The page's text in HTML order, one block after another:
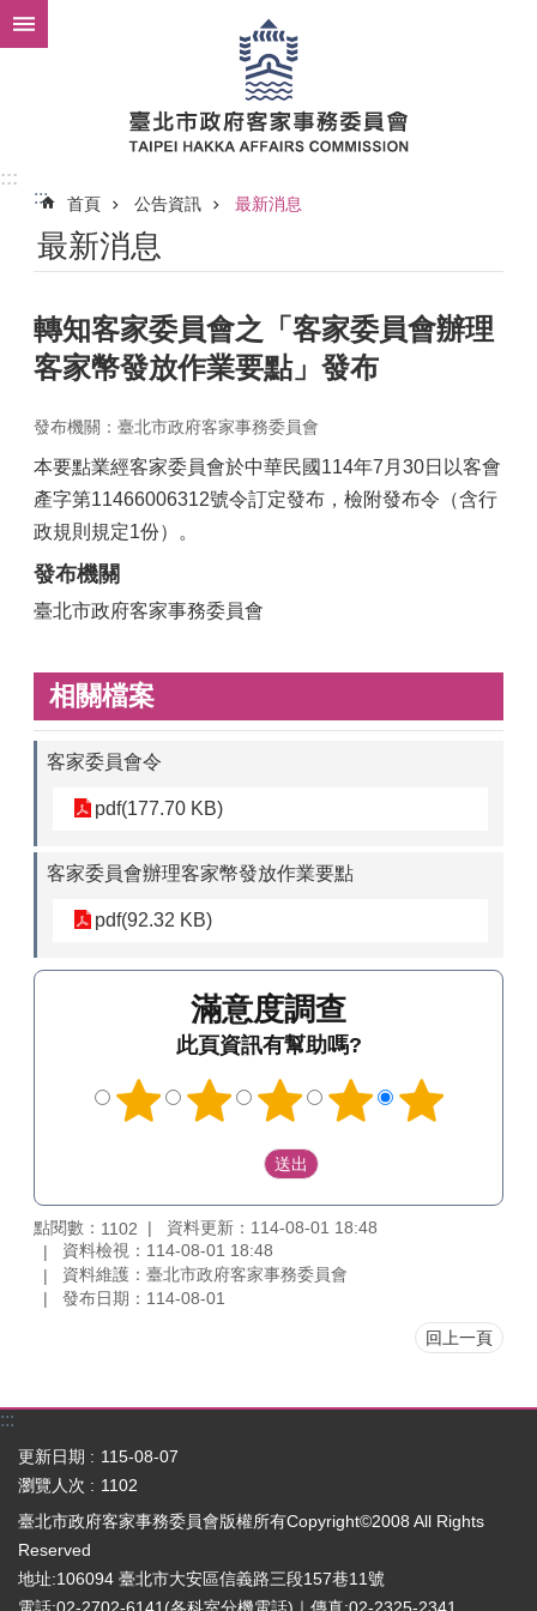
跳到主要內容區塊
:::
:::
首頁 公告資訊 最新消息
最新消息
轉知客家委員會之「客家委員會辦理
客家幣發放作業要點」發布
發布機關：臺北市政府客家事務委員會
本要點業經客家委員會於中華民國114年7月30日以客會
產字第11466006312號令訂定發布，檢附發布令（含行
政規則規定1份）。
發布機關
臺北市政府客家事務委員會
相關檔案
客家委員會令
pdf(177.70 KB)
客家委員會辦理客家幣發放作業要點
pdf(92.32 KB)
滿意度調查
此頁資訊有幫助嗎?
點閱數： 1102
資料更新：114-08-01 18:48
資料檢視：114-08-01 18:48
資料維護：臺北市政府客家事務委員會
發布日期：114-08-01
回上一頁
:::
更新日期
115-08-07
瀏覽人次
1102
臺北市政府客家事務委員會版權所有Copyright©2008 All Rights
Reserved
地址:106094 臺北市大安區信義路三段157巷11號